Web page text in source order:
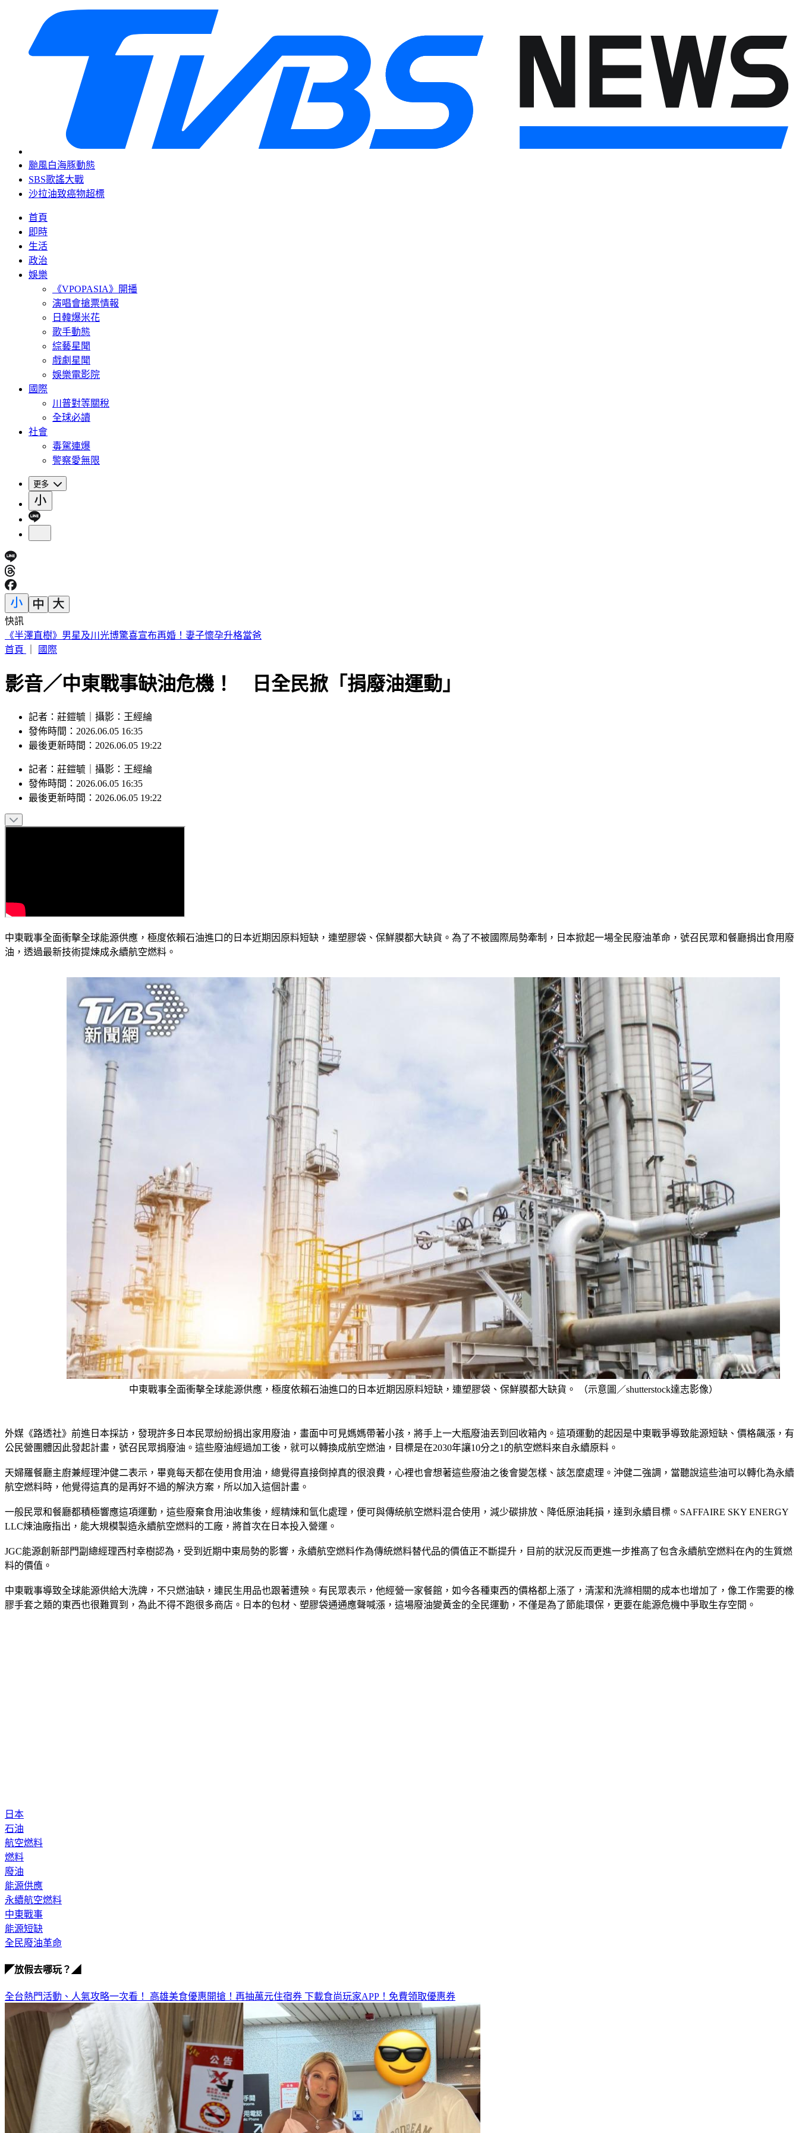
颱風白海豚動態
SBS歌謠大戰
沙拉油致癌物超標
首頁
即時
生活
政治
娛樂
《VPOPASIA》開播
演唱會搶票情報
日韓爆米花
歌手動態
綜藝星聞
戲劇星聞
娛樂電影院
國際
川普對等關稅
全球必讀
社會
毒駕連爆
警察愛無限
更多
快訊
台中今晚送肉粽！恰逢王功漁火節 喪家急喊「莫恐慌」曝送煞路線
首頁
國際
影音／中東戰事缺油危機！ 日全民掀「捐廢油運動」
記者：莊鎧毓｜攝影：王經綸
發佈時間：2026.06.05 16:35
最後更新時間：2026.06.05 19:22
記者 ： 莊鎧毓 攝影 ： 王經綸
發佈時間： 2026.06.05 16:35
最後更新時間： 2026.06.05 19:22
中東戰事全面衝擊全球能源供應，極度依賴石油進口的日本近期因原料短缺，連塑膠袋、保鮮膜都大缺貨。為了不被國際局勢牽制，日本掀起一場全民廢油革命，號召民眾和餐廳捐出食用廢
油，透過最新技術提煉成永續航空燃料。
中東戰事全面衝擊全球能源供應，極度依賴石油進口的日本近期因原料短缺，連塑膠袋、保鮮膜都大缺貨。 （示意圖／shutterstock達志影像）
外媒《路透社》前進日本採訪，發現許多日本民眾紛紛捐出家用廢油，畫面中可見媽媽帶著小孩，將手上一大瓶廢油丟到回收箱內。這項運動的起因是中東戰爭導致能源短缺、價格飆漲，有
公民營團體因此發起計畫，號召民眾捐廢油。這些廢油經過加工後，就可以轉換成航空燃油，目標是在2030年讓10分之1的航空燃料來自永續原料。
天婦羅餐廳主廚兼經理沖健二表示，畢竟每天都在使用食用油，總覺得直接倒掉真的很浪費，心裡也會想著這些廢油之後會變怎樣、該怎麼處理。沖健二強調，當聽說這些油可以轉化為永續
航空燃料時，他覺得這真的是再好不過的解決方案，所以加入這個計畫。
一般民眾和餐廳都積極響應這項運動，這些廢棄食用油收集後，經精煉和氫化處理，便可與傳統航空燃料混合使用，減少碳排放、降低原油耗損，達到永續目標。SAFFAIRE SKY ENERGY
LLC煉油廠指出，能大規模製造永續航空燃料的工廠，將首次在日本投入營運。
JGC能源創新部門副總經理西村幸樹認為，受到近期中東局勢的影響，永續航空燃料作為傳統燃料替代品的價值正不斷提升，目前的狀況反而更進一步推高了包含永續航空燃料在內的生質燃
料的價值。
中東戰事導致全球能源供給大洗牌，不只燃油缺，連民生用品也跟著遭殃。有民眾表示，他經營一家餐館，如今各種東西的價格都上漲了，清潔和洗滌相關的成本也增加了，像工作需要的橡
膠手套之類的東西也很難買到，為此不得不跑很多商店。日本的包材、塑膠袋通通應聲喊漲，這場廢油變黃金的全民運動，不僅是為了節能環保，更要在能源危機中爭取生存空間。
日本
石油
航空燃料
燃料
廢油
能源供應
永續航空燃料
中東戰事
能源短缺
全民廢油革命
◤放假去哪玩？◢
全台熱門活動、人氣攻略一次看！ 高雄美食優惠開搶！再抽萬元住宿券 下載食尚玩家APP！免費領取優惠券